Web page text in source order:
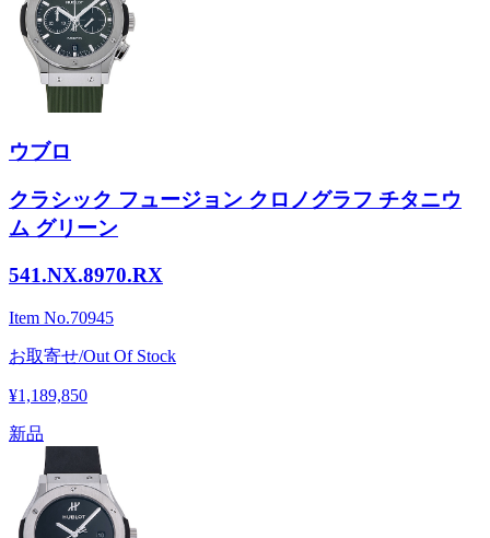
ウブロ
クラシック フュージョン クロノグラフ チタニウ
ム グリーン
541.NX.8970.RX
Item No.70945
お取寄せ/Out Of Stock
¥1,189,850
新品